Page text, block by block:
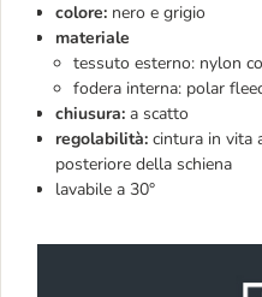
colore: nero e grigio
materiale
tessuto esterno: nylon
fodera interna: polar
chiusura: a scatto
regolabilità: cintura in vita
posteriore della schiena
lavabile a 30°